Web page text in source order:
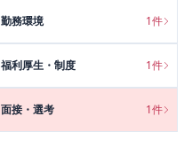
勤務環境 1件
福利厚生・制度 1件
面接・選考 1件